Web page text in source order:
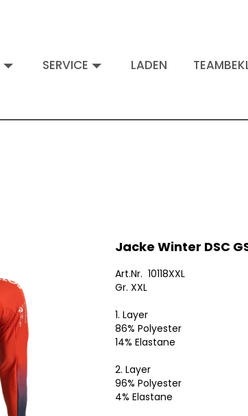
SERVICE LADEN
Jacke Winter DSC
Art.Nr. 10118XXL
Gr. XXL
1. Layer
86% Polyester
14% Elastane
2. Layer
96% Polyester
4% Elastane